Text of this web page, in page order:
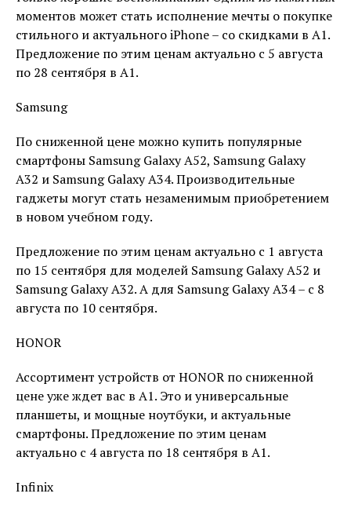
моментов может стать исполнение мечты о покупке
стильного и актуального iPhone – со скидками в А1.
Предложение по этим ценам актуально с 5 августа
по 28 сентября в А1.
Samsung
По сниженной цене можно купить популярные
смартфоны Samsung Galaxy A52, Samsung Galaxy
A32 и Samsung Galaxy A34. Производительные
гаджеты могут стать незаменимым приобретением
в новом учебном году.
Предложение по этим ценам актуально с 1 августа
по 15 сентября для моделей Samsung Galaxy A52 и
Samsung Galaxy A32. А для Samsung Galaxy A34 – с 8
августа по 10 сентября.
HONOR
Ассортимент устройств от HONOR по сниженной
цене уже ждет вас в А1. Это и универсальные
планшеты, и мощные ноутбуки, и актуальные
смартфоны. Предложение по этим ценам
актуально с 4 августа по 18 сентября в А1.
Infinix